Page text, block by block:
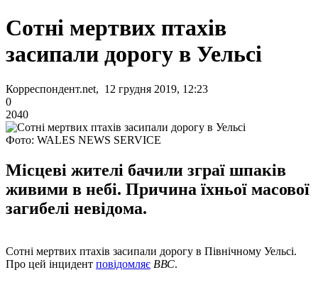
Сотні мертвих птахів
засипали дорогу в Уельсі
Корреспондент.net, 12 грудня 2019, 12:23
0
2040
Фото: WALES NEWS SERVICE
Місцеві жителі бачили зграї шпаків
живими в небі. Причина їхньої масової
загибелі невідома.
Сотні мертвих птахів засипали дорогу в Північному Уельсі.
Про цей інцидент повідомляє ВВС.